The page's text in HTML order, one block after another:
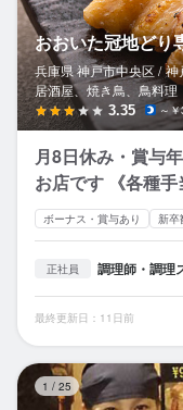
おおいた冠地どり
兵庫県 神戸市中央区 / 神
居酒屋、焼き鳥、鳥料理
3.35 ～
月8日休み・賞与
お店です 《各種
ボーナス・賞与あり 新卒
正社員 調理師・調理
最終更新日：11日前
1 / 25